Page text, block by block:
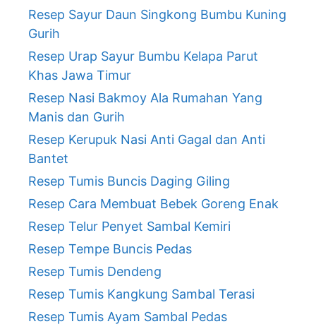
Resep Sayur Daun Singkong Bumbu Kuning
Gurih
Resep Urap Sayur Bumbu Kelapa Parut
Khas Jawa Timur
Resep Nasi Bakmoy Ala Rumahan Yang
Manis dan Gurih
Resep Kerupuk Nasi Anti Gagal dan Anti
Bantet
Resep Tumis Buncis Daging Giling
Resep Cara Membuat Bebek Goreng Enak
Resep Telur Penyet Sambal Kemiri
Resep Tempe Buncis Pedas
Resep Tumis Dendeng
Resep Tumis Kangkung Sambal Terasi
Resep Tumis Ayam Sambal Pedas